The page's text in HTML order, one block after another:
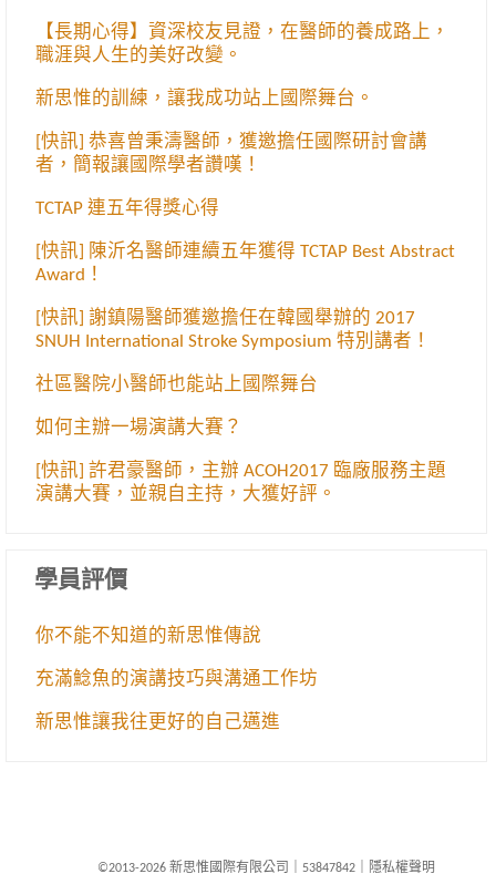
【長期心得】資深校友見證，在醫師的養成路上，
職涯與人生的美好改變。
新思惟的訓練，讓我成功站上國際舞台。
[快訊] 恭喜曾秉濤醫師，獲邀擔任國際研討會講
者，簡報讓國際學者讚嘆！
TCTAP 連五年得獎心得
[快訊] 陳沂名醫師連續五年獲得 TCTAP Best Abstract
Award！
[快訊] 謝鎮陽醫師獲邀擔任在韓國舉辦的 2017
SNUH International Stroke Symposium 特別講者！
社區醫院小醫師也能站上國際舞台
如何主辦一場演講大賽？
[快訊] 許君豪醫師，主辦 ACOH2017 臨廠服務主題
演講大賽，並親自主持，大獲好評。
學員評價
你不能不知道的新思惟傳說
充滿鯰魚的演講技巧與溝通工作坊
新思惟讓我往更好的自己邁進
©2013-2026 新思惟國際有限公司 53847842 隱私權聲明